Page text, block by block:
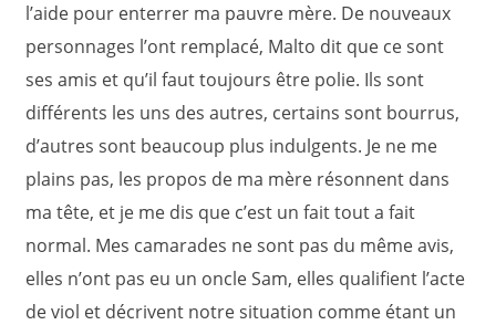
l’aide pour enterrer ma pauvre mère. De nouveaux
personnages l’ont remplacé, Malto dit que ce sont
ses amis et qu’il faut toujours être polie. Ils sont
différents les uns des autres, certains sont bourrus,
d’autres sont beaucoup plus indulgents. Je ne me
plains pas, les propos de ma mère résonnent dans
ma tête, et je me dis que c’est un fait tout a fait
normal. Mes camarades ne sont pas du même avis,
elles n’ont pas eu un oncle Sam, elles qualifient l’acte
de viol et décrivent notre situation comme étant un